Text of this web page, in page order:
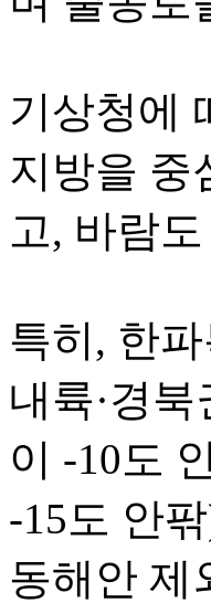
기상청에
지방을 중
고, 바람
특히, 한
내륙·경
이 -10도
-15도 안
동해안 제